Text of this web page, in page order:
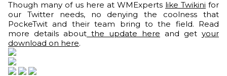
Though many of us here at WMExperts like Twikini for
our Twitter needs, no denying the coolness that
PockeTwit and their team bring to the field. Read
more details about the update here and get your
download on here.